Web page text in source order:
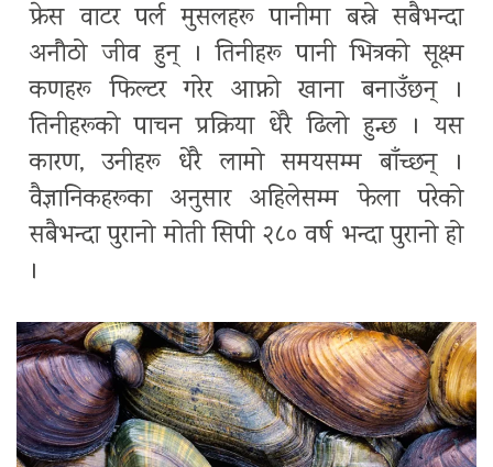
फ्रेस वाटर पर्ल मुसलहरू पानीमा बस्ने सबैभन्दा
अनौठो जीव हुन् । तिनीहरू पानी भित्रको सूक्ष्म
कणहरू फिल्टर गरेर आफ्नो खाना बनाउँछन् ।
तिनीहरूको पाचन प्रक्रिया धेरै ढिलो हुन्छ । यस
कारण, उनीहरू धेरै लामो समयसम्म बाँच्छन् ।
वैज्ञानिकहरूका अनुसार अहिलेसम्म फेला परेको
सबैभन्दा पुरानो मोती सिपी २८० वर्ष भन्दा पुरानो हो
।